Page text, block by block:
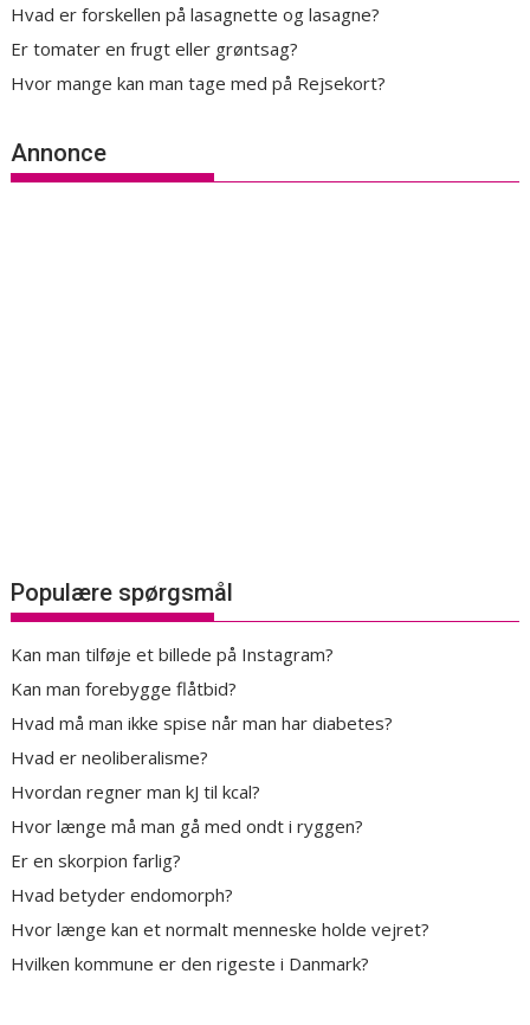
Hvad er forskellen på lasagnette og lasagne?
Er tomater en frugt eller grøntsag?
Hvor mange kan man tage med på Rejsekort?
Annonce
Populære spørgsmål
Kan man tilføje et billede på Instagram?
Kan man forebygge flåtbid?
Hvad må man ikke spise når man har diabetes?
Hvad er neoliberalisme?
Hvordan regner man kJ til kcal?
Hvor længe må man gå med ondt i ryggen?
Er en skorpion farlig?
Hvad betyder endomorph?
Hvor længe kan et normalt menneske holde vejret?
Hvilken kommune er den rigeste i Danmark?